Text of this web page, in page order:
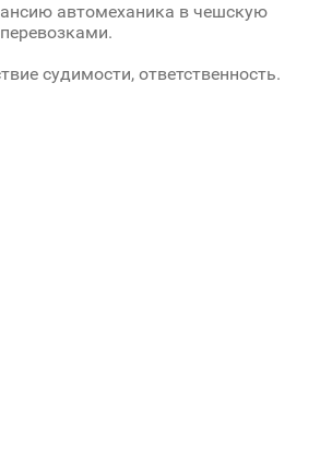
автомеханика в чешскую
судимости, ответственность.